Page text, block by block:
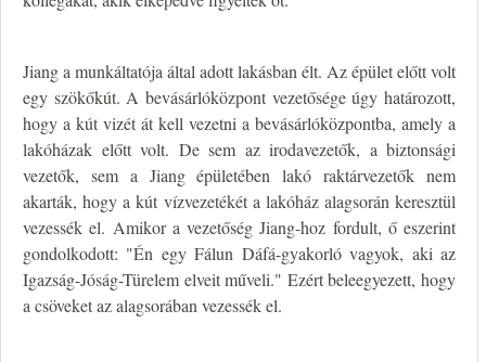
Jiang a munkáltatója által adott lakásban élt. Az épület előtt volt
egy szökőkút. A bevásárlóközpont vezetősége úgy határozott,
hogy a kút vizét át kell vezetni a bevásárlóközpontba, amely a
lakóházak előtt volt. De sem az irodavezetők, a biztonsági
vezetők, sem a Jiang épületében lakó raktárvezetők nem
akarták, hogy a kút vízvezetékét a lakóház alagsorán keresztül
vezessék el. Amikor a vezetőség Jiang-hoz fordult, ő eszerint
gondolkodott: "Én egy Fálun Dáfá-gyakorló vagyok, aki az
Igazság-Jóság-Türelem elveit műveli." Ezért beleegyezett, hogy
a csöveket az alagsorában vezessék el.